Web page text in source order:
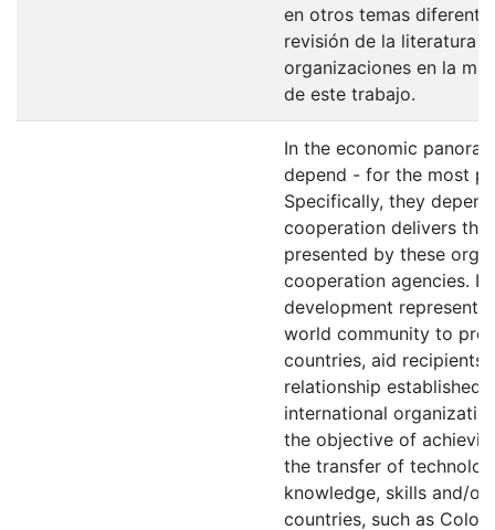
en otros temas
revisión de la literatura
organizaciones en la
de este trabajo.
In the economic
depend - for the most
Specifically, they
cooperation delivers
presented by these
cooperation agencies.
development
world community to
countries, aid
relationship established
international
the objective of
the transfer of
knowledge, skills and/or
countries, such as